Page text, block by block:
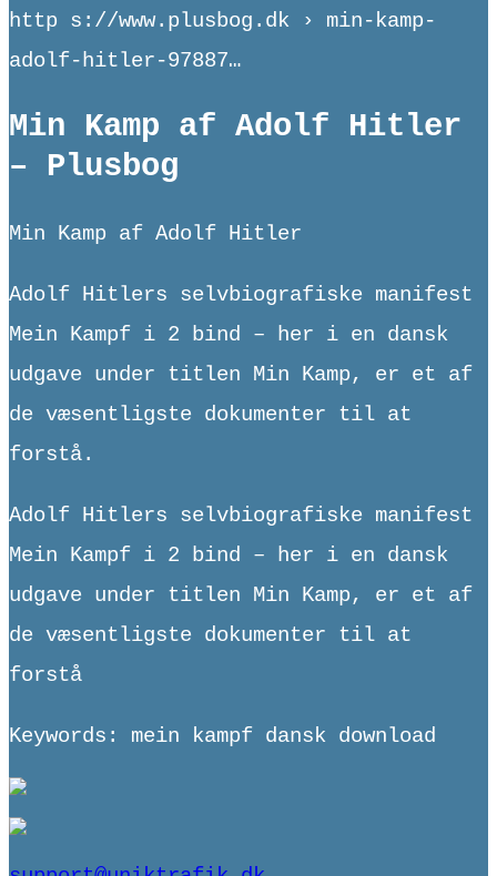
http s://www.plusbog.dk › min-kamp-
adolf-hitler-97887…
Min Kamp af Adolf Hitler
– Plusbog
Min Kamp af Adolf Hitler
Adolf Hitlers selvbiografiske manifest
Mein Kampf i 2 bind – her i en dansk
udgave under titlen Min Kamp, er et af
de væsentligste dokumenter til at
forstå.
Adolf Hitlers selvbiografiske manifest
Mein Kampf i 2 bind – her i en dansk
udgave under titlen Min Kamp, er et af
de væsentligste dokumenter til at
forstå
Keywords: mein kampf dansk download